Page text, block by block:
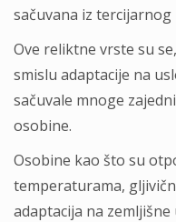
sačuvana iz tercijarnog
Ove reliktne vrste su
smislu adaptacije na
sačuvale mnoge
osobine.
Osobine kao što su
temperaturama,
adaptacija na